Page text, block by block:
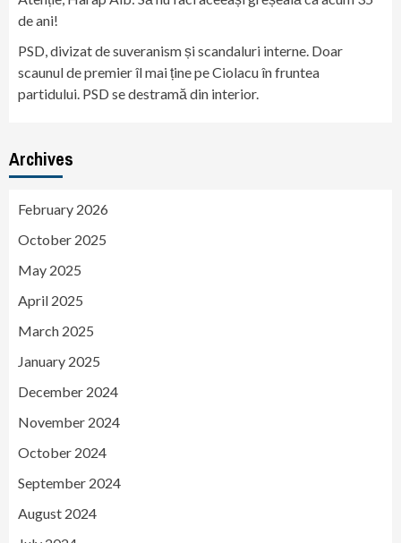
de ani!
PSD, divizat de suveranism și scandaluri interne. Doar
scaunul de premier îl mai ține pe Ciolacu în fruntea
partidului. PSD se destramă din interior.
Archives
February 2026
October 2025
May 2025
April 2025
March 2025
January 2025
December 2024
November 2024
October 2024
September 2024
August 2024